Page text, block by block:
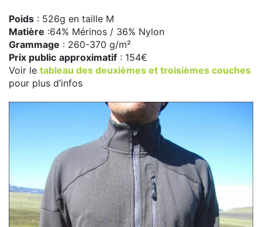
Poids : 526g en taille M
Matière :64% Mérinos / 36% Nylon
Grammage : 260-370 g/m²
Prix public approximatif : 154€
Voir le tableau des deuxièmes et troisièmes couches
pour plus d’infos